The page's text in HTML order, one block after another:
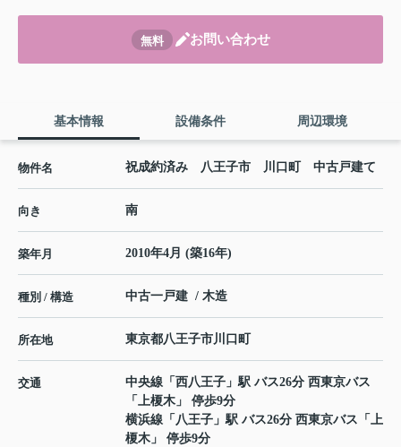
無料 お問い合わせ
基本情報 設備条件 周辺環境
物件名 祝成約済み 八王子市 川口町 中古戸建て
向き 南
築年月 2010年4月 (築16年)
種別 / 構造 中古一戸建 / 木造
所在地 東京都八王子市川口町
交通 中央線 「 西八王子 」駅 バス26分 西東京バス
「上榎木」 停歩9分
横浜線 「 八王子 」駅 バス26分 西東京バス「上
榎木」 停歩9分